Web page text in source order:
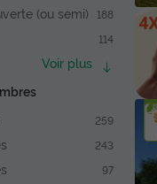
(ou semi) 188
114
Voir plus
259
243
97